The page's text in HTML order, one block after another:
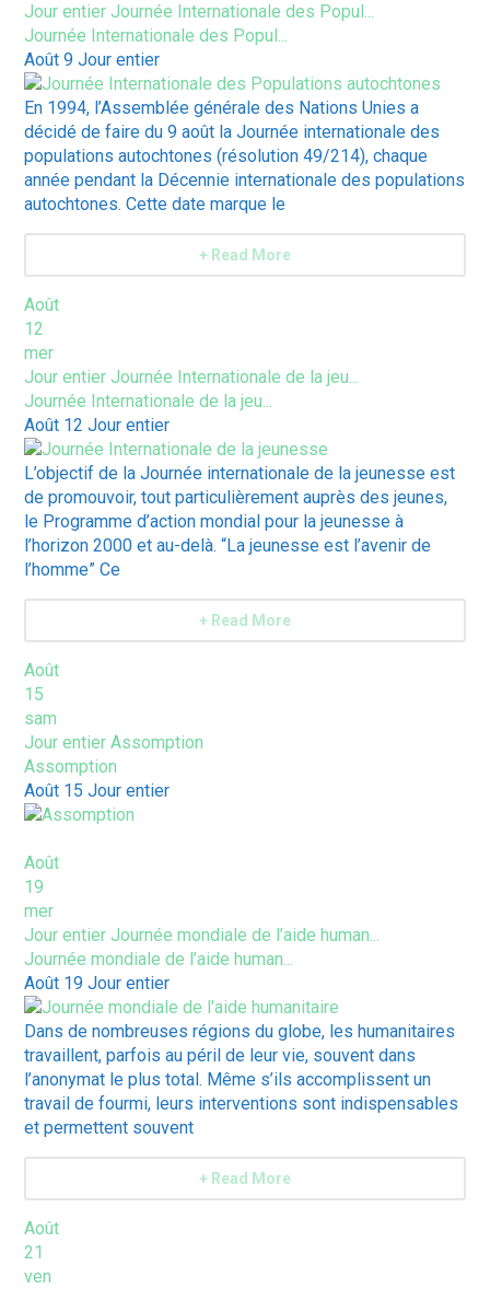
Jour entierJournée Internationale des Popul...
Journée Internationale des Popul...
Août 9Jour entier
En 1994, l’Assemblée générale des Nations Unies a
décidé de faire du 9 août la Journée internationale des
populations autochtones (résolution 49/214), chaque
année pendant la Décennie internationale des populations
autochtones. Cette date marque le
+ Read More
Août
12
mer
Jour entierJournée Internationale de la jeu...
Journée Internationale de la jeu...
Août 12Jour entier
L’objectif de la Journée internationale de la jeunesse est
de promouvoir, tout particulièrement auprès des jeunes,
le Programme d’action mondial pour la jeunesse à
l’horizon 2000 et au-delà. “La jeunesse est l’avenir de
l’homme” Ce
+ Read More
Août
15
sam
Jour entierAssomption
Assomption
Août 15Jour entier
Août
19
mer
Jour entierJournée mondiale de l’aide human...
Journée mondiale de l’aide human...
Août 19Jour entier
Dans de nombreuses régions du globe, les humanitaires
travaillent, parfois au péril de leur vie, souvent dans
l’anonymat le plus total. Même s’ils accomplissent un
travail de fourmi, leurs interventions sont indispensables
et permettent souvent
+ Read More
Août
21
ven